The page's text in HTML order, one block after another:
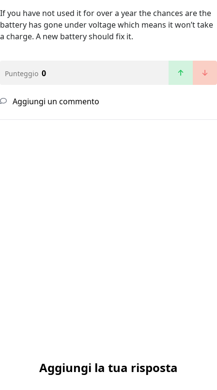
If you have not used it for over a year the chances are the
battery has gone under voltage which means it won’t take
a charge. A new battery should fix it.
Punteggio 0
Aggiungi un commento
Aggiungi la tua risposta